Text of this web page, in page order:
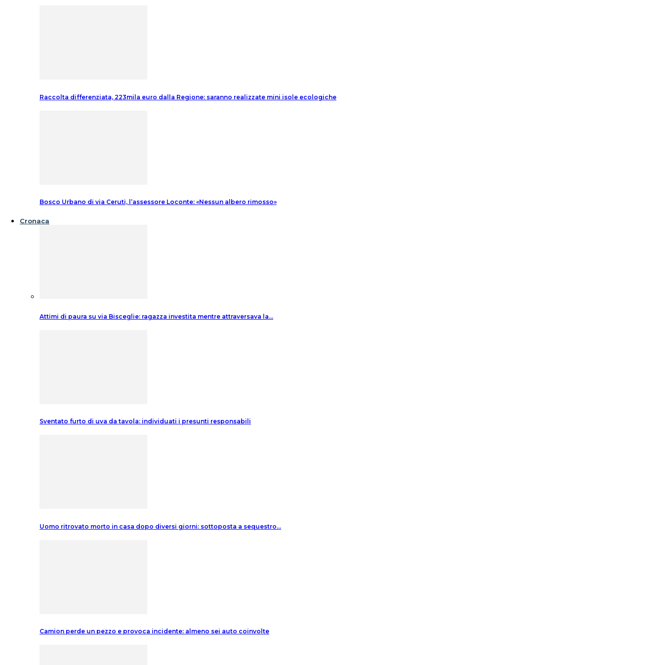
Raccolta differenziata, 223mila euro dalla Regione: saranno realizzate mini isole ecologiche
Bosco Urbano di via Ceruti, l’assessore Loconte: «Nessun albero rimosso»
Cronaca
Attimi di paura su via Bisceglie: ragazza investita mentre attraversava la…
Sventato furto di uva da tavola: individuati i presunti responsabili
Uomo ritrovato morto in casa dopo diversi giorni: sottoposta a sequestro…
Camion perde un pezzo e provoca incidente: almeno sei auto coinvolte